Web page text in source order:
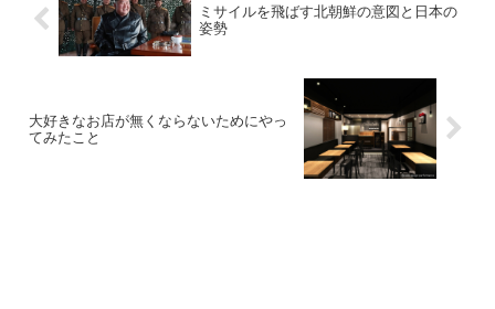
ミサイルを飛ばす北朝鮮の意図と日本の
姿勢
大好きなお店が無くならないためにやっ
てみたこと